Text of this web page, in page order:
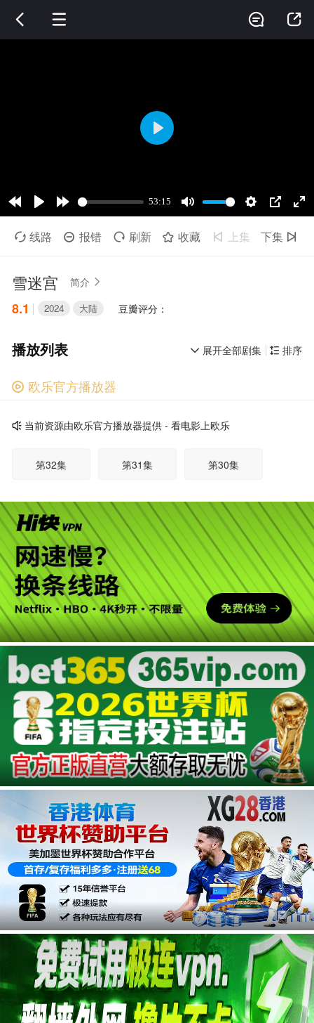
 


 线路  报错  刷新  收藏  上集 下集 
雪迷宫 简介 
8.1 豆瓣评分：
2024 大陆
 排序
 展开全部剧集
播放列表
 欧乐官方播放器
当前资源由欧乐官方播放器提供 - 看电影上欧乐
第32集 第31集 第30集
第26集 第25集 第24集
第23集 第22集 第21集
第20集 第19集 第18集
第17集 第16集 第15集
第13集 第12集
第11集 第10集 第09集
第08集 第07集 第06集
第05集 第04集 第03集
第02集 第01集
广告
广告
广告
广告